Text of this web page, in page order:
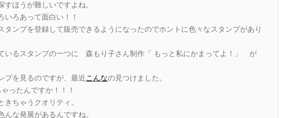
すほうが難しいですよね。
いろあって面白い！！
タンプを登録して販売できるようになったのでホントに色々なスタンプがあり
いるスタンプの一つに 森もり子さん制作「 もっと私にかまってよ！」 が
プを見るのですが、最近こんなの見つけました。
ったんですか！！！
きちゃうクオリティ。
んな発展があるんですね。